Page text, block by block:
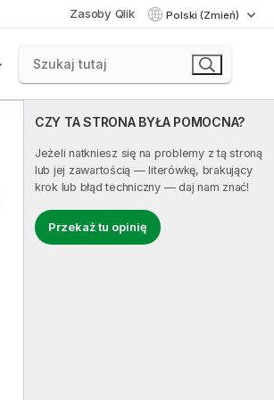
Zasoby Qlik Polski (Zmień)
CZY TA STRONA BYŁA POMOCNA?
Jeżeli natkniesz się na problemy z tą stroną
lub jej zawartością — literówkę, brakujący
krok lub błąd techniczny — daj nam znać!
Przekaż tu opinię